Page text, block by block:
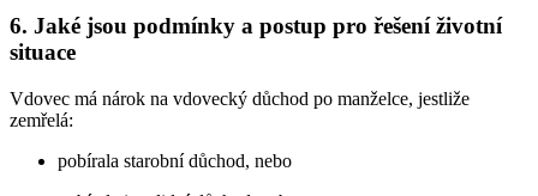
6. Jaké jsou podmínky a postup pro řešení životní
situace
Vdovec má nárok na vdovecký důchod po manželce, jestliže
zemřelá:
pobírala starobní důchod, nebo